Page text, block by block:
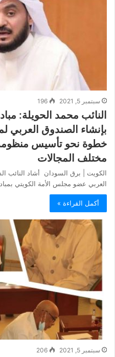
سبتمبر 5, 2021 196
النائب محمد الحويلة:
بإنشاء الصندوق العربي
خطوة نحو تأسيس
مختلف المجالات
الكويت | برق السودان أشاد النائب
العربي عضو مجلس الأمة الكويتي
أكمل القراءة »
سبتمبر 5, 2021 206